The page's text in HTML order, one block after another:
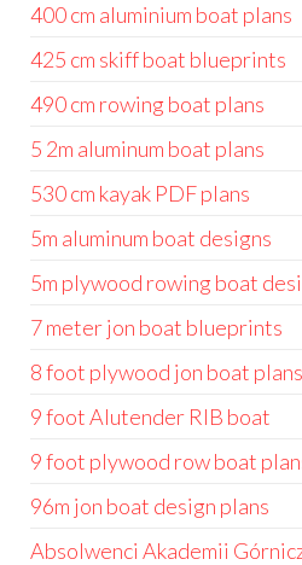
400 cm aluminium boat plans
425 cm skiff boat blueprints
490 cm rowing boat plans
5 2m aluminum boat plans
530 cm kayak PDF plans
5m aluminum boat designs
5m plywood rowing boat
7 meter jon boat blueprints
8 foot plywood jon boat plans
9 foot Alutender RIB boat
9 foot plywood row boat
96m jon boat design plans
Absolwenci Akademii